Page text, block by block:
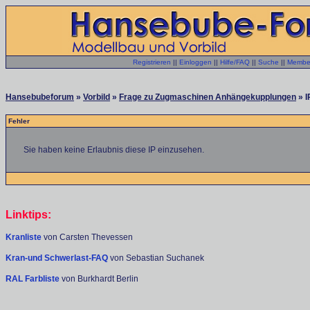
Registrieren || Einloggen || Hilfe/FAQ || Suche ||
Hansebubeforum » Vorbild » Frage zu Zugmaschinen Anhängekupplungen »
Fehler
Sie haben keine Erlaubnis diese IP einzusehen.
Linktips:
Kranliste von Carsten Thevessen
Kran-und Schwerlast-FAQ von Sebastian Suchanek
RAL Farbliste von Burkhardt Berlin